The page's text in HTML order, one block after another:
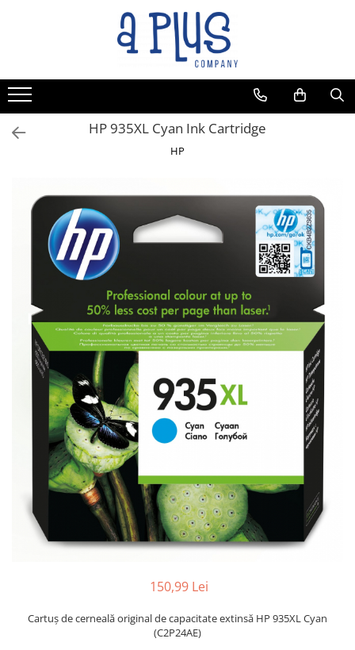
Benzi pentru etichete
Cartuse de cerneala
Cartuse toner
HP 935XL Cyan Ink Cartridge
HP
150,99 Lei
Cartuş de cerneală original de capacitate extinsă HP 935XL Cyan
(C2P24AE)